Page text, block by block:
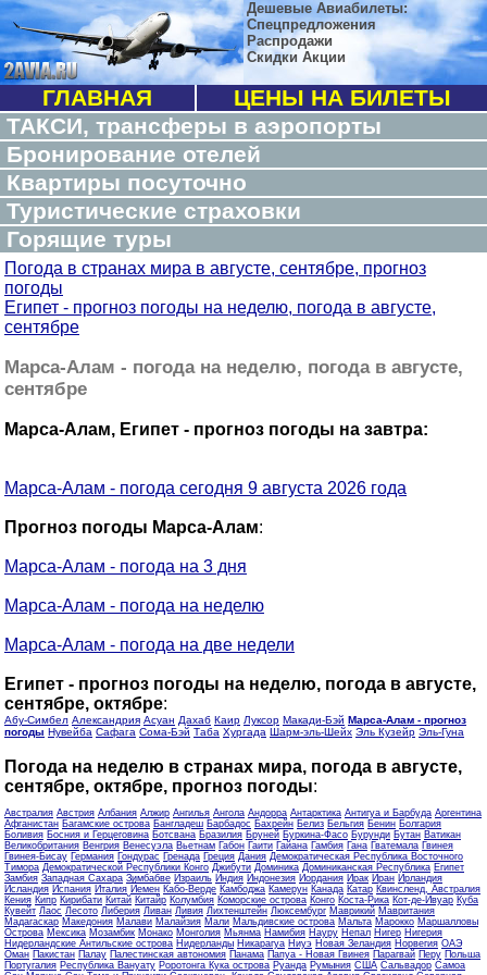
Дешевые Авиабилеты:
Спецпредложения
Распродажи
Скидки Акции
ГЛАВНАЯ
ЦЕНЫ НА БИЛЕТЫ
ТАКСИ, трансферы в аэропорты
Бронирование отелей
Квартиры посуточно
Туристические страховки
Горящие туры
Погода в странах мира в августе, сентябре, прогноз
погоды
Египет - прогноз погоды на неделю, погода в августе,
сентябре
Марса-Алам - погода на неделю, погода в августе,
сентябре
Марса-Алам, Египет - прогноз погоды на завтра:
Марса-Алам - погода сегодня 9 августа 2026 года
Прогноз погоды Марса-Алам:
Марса-Алам - погода на 3 дня
Марса-Алам - погода на неделю
Марса-Алам - погода на две недели
Египет - прогноз погоды на неделю, погода в августе,
сентябре, октябре:
Абу-Симбел Александрия Асуан Дахаб Каир Луксор Макади-Бэй Марса-Алам - прогноз
погоды Нувейба Сафага Сома-Бэй Таба Хургада Шарм-эль-Шейх Эль Кузейр Эль-Гуна
Погода на неделю в странах мира, погода в августе,
сентябре, октябре, прогноз погоды:
Австралия Австрия Албания Алжир Ангилья Ангола Андорра Антарктика Антигуа и Барбуда Аргентина
Афганистан Багамские острова Бангладеш Барбадос Бахрейн Белиз Бельгия Бенин Болгария
Боливия Босния и Герцеговина Ботсвана Бразилия Бруней Буркина-Фасо Бурунди Бутан Ватикан
Великобритания Венгрия Венесуэла Вьетнам Габон Гаити Гайана Гамбия Гана Гватемала Гвинея
Гвинея-Бисау Германия Гондурас Гренада Греция Дания Демократическая Республика Восточного
Тимора Демократической Республики Конго Джибути Доминика Доминиканская Республика Египет
Замбия Западная Сахара Зимбабве Израиль Индия Индонезия Иордания Ирак Иран Ирландия
Исландия Испания Италия Йемен Кабо-Верде Камбоджа Камерун Канада Катар Квинсленд, Австралия
Кения Кипр Кирибати Китай Китайр Колумбия Коморские острова Конго Коста-Рика Кот-де-Ивуар Куба
Кувейт Лаос Лесото Либерия Ливан Ливия Лихтенштейн Люксембург Маврикий Мавритания
Мадагаскар Македония Малави Малайзия Мали Мальдивские острова Мальта Марокко Маршалловы
Острова Мексика Мозамбик Монако Монголия Мьянма Намибия Науру Непал Нигер Нигерия
Нидерландские Антильские острова Нидерланды Никарагуа Ниуэ Новая Зеландия Норвегия ОАЭ
Оман Пакистан Палау Палестинская автономия Панама Папуа - Новая Гвинея Парагвай Перу Польша
Португалия Республика Вануату Роротонга Кука острова Руанда Румыния США Сальвадор Самоа